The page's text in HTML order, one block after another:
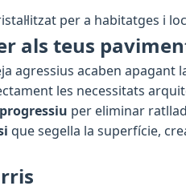
per a habitatges i
als teus
agressius acaben
les necessitats
per eliminar
que segella la superfície,